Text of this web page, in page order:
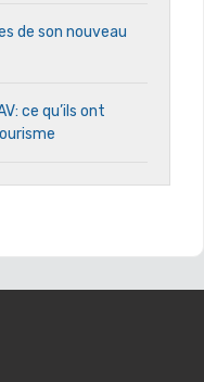
de son nouveau
ce qu’ils ont